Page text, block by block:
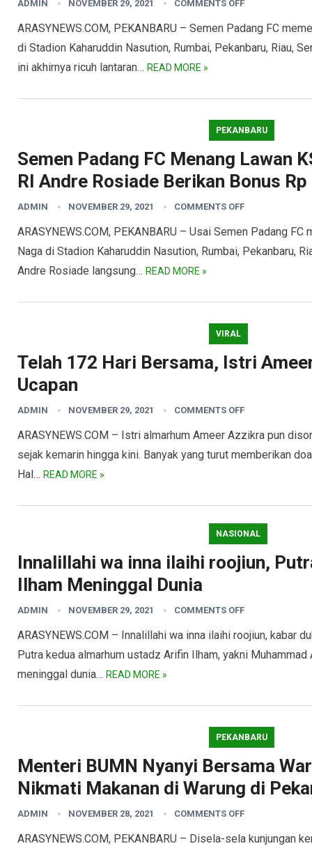
ADMIN NOVEMBER 29, 2021 COMMENTS OFF
ARASYNEWS.COM, PEKANBARU – Semen Padang FC
di Stadion Kaharuddin Nasution, Rumbai, Pekanbaru, Riau,
ini akhirnya ricuh lantaran… READ MORE »
PEKANBARU
Semen Padang FC Menang Lawan
RI Andre Rosiade Berikan Bonus
ADMIN NOVEMBER 29, 2021 COMMENTS OFF
ARASYNEWS.COM, PEKANBARU – Usai Semen Padang
Naga di Stadion Kaharuddin Nasution, Rumbai, Pekanbaru,
Andre Rosiade langsung… READ MORE »
VIRAL
Telah 172 Hari Bersama, Istri
Ucapan
ADMIN NOVEMBER 29, 2021 COMMENTS OFF
ARASYNEWS.COM – Istri almarhum Ameer Azzikra pun
sejak kemarin hingga kini. Banyak yang turut memberikan
Hal… READ MORE »
NASIONAL
Innalillahi wa inna ilaihi roojiun,
Ilham Meninggal Dunia
ADMIN NOVEMBER 29, 2021 COMMENTS OFF
ARASYNEWS.COM – Innalillahi wa inna ilaihi roojiun, kabar
Putra kedua almarhum ustadz Arifin Ilham, yakni
meninggal dunia… READ MORE »
PEKANBARU
Menteri BUMN Nyanyi Bersama
Nikmati Makanan di Warung di
ADMIN NOVEMBER 28, 2021 COMMENTS OFF
ARASYNEWS.COM, PEKANBARU – Disela-sela kunjungan